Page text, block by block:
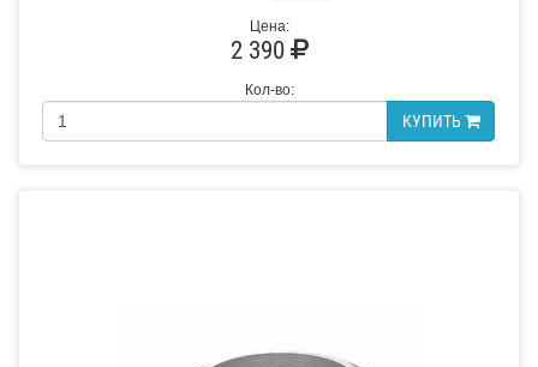
Цена:
2 390
Кол-во:
КУПИТЬ